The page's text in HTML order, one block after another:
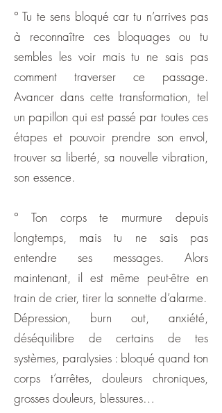
° Tu te sens bloqué car tu n’arrives pas
à reconnaître ces bloquages ou tu
sembles les voir mais tu ne sais pas
comment traverser ce passage.
Avancer dans cette transformation, tel
un papillon qui est passé par toutes ces
étapes et pouvoir prendre son envol,
trouver sa liberté, sa nouvelle vibration,
son essence.
° Ton corps te murmure depuis
longtemps, mais tu ne sais pas
entendre ses messages. Alors
maintenant, il est même peut-être en
train de crier, tirer la sonnette d’alarme.
Dépression, burn out, anxiété,
déséquilibre de certains de tes
systèmes, paralysies : bloqué quand ton
corps t’arrêtes, douleurs chroniques,
grosses douleurs, blessures…